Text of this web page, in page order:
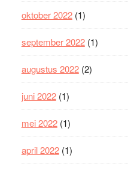
oktober 2022(1)
september 2022(1)
augustus 2022(2)
juni 2022(1)
mei 2022(1)
april 2022(1)